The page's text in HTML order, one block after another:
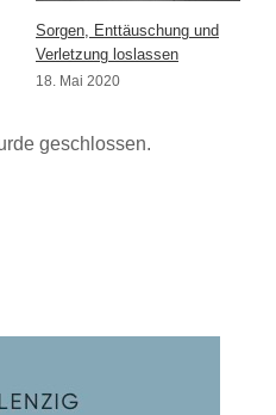
Sorgen, Enttäuschung und
Verletzung loslassen
18. Mai 2020
geschlossen.